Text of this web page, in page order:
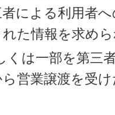
による利用者
た情報を求め
くは一部を第三
営業譲渡を受